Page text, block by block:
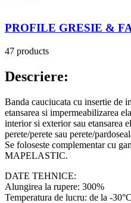
PROFILE GRESIE &
47 products
Descriere:
Banda cauciucata cu insertie de
etansarea si impermeabilizarea
interior si exterior sau etansarea
perete/perete sau perete/
Se foloseste complementar cu
MAPELASTIC.
DATE TEHNICE:
Alungirea la rupere: 300%
Temperatura de lucru: de la -